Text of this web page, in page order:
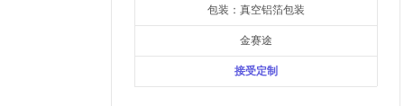
包装：真空铝箔包装
金赛途
接受定制